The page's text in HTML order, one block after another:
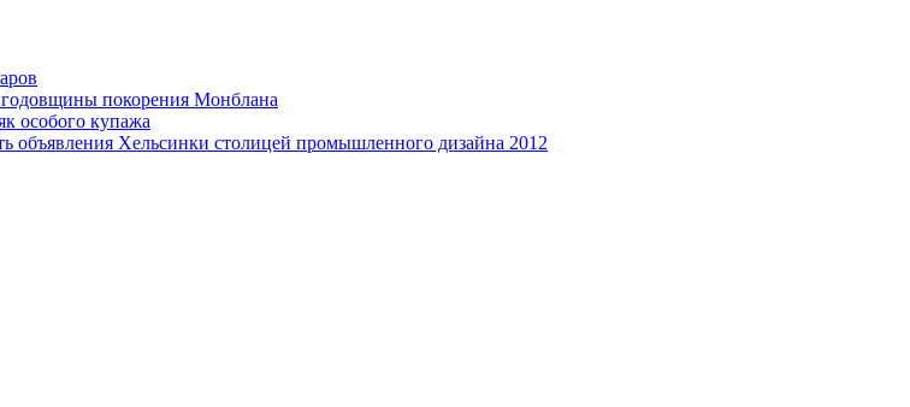
годовщины покорения Монблана
особого купажа
Хельсинки столицей промышленного дизайна 2012